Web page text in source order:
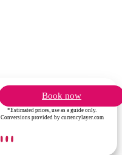
Book now
*Estimated prices, use as a guide only.
Conversions provided by currencylayer.com